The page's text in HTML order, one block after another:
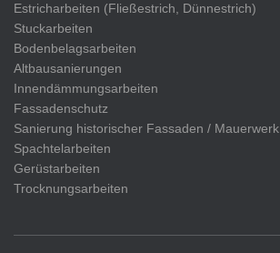
Estricharbeiten (Fließestrich, Dünnestrich)
Stuckarbeiten
Bodenbelagsarbeiten
Altbausanierungen
Innendämmungsarbeiten
Fassadenschutz
Sanierung historischer Fassaden / Mauerwerk
Spachtelarbeiten
Gerüstarbeiten
Trocknungsarbeiten